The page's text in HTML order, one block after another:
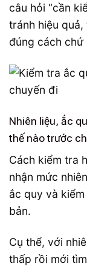
câu hỏi “cần
tránh hiệu
đúng cách chứ
Nhiên liệu, ắc
thế nào trước
Cách kiểm tra
nhận mức
ắc quy và
bản.
Cụ thể, với
thấp rồi mới